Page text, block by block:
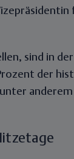
sind in
der